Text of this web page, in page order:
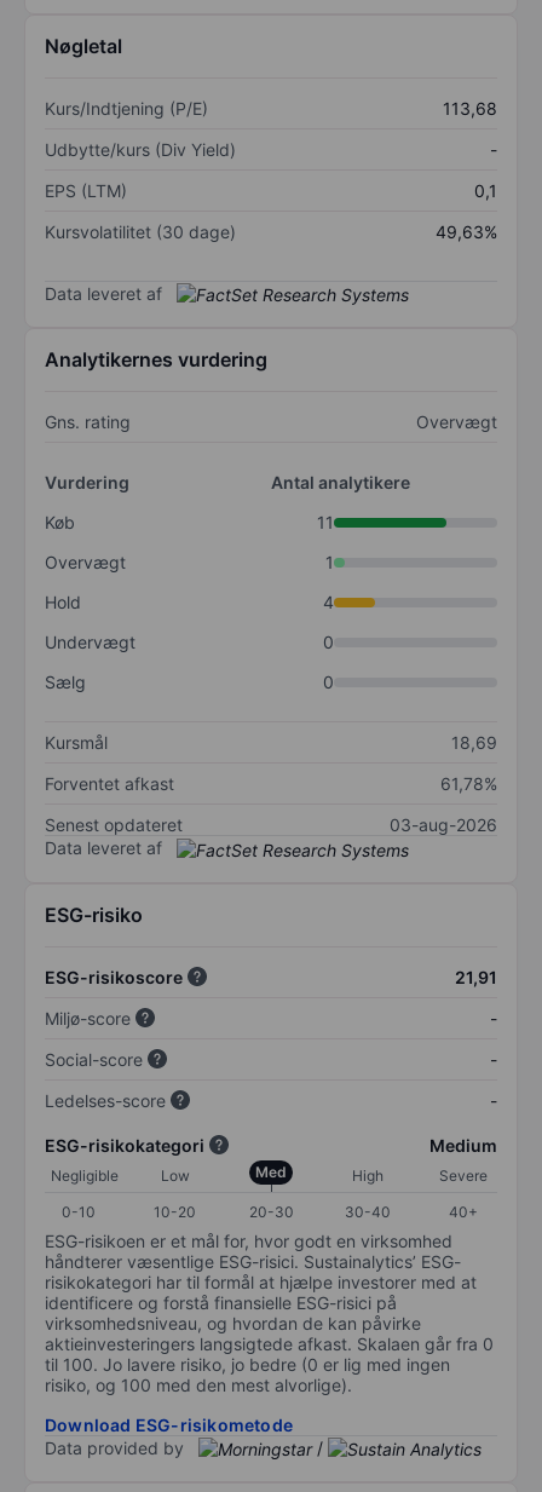
Nøgletal
Kurs/Indtjening (P/E)
113,68
Udbytte/kurs (Div Yield)
-
EPS (LTM)
0,1
Kursvolatilitet (30 dage)
49,63%
Data leveret af
Analytikernes vurdering
Gns. rating Overvægt
Vurdering
Antal analytikere
Køb
11
Overvægt
1
Hold
4
Undervægt
0
Sælg
0
Kursmål
18,69
Forventet afkast
61,78%
Senest opdateret
03-aug-2026
Data leveret af
ESG-risiko
ESG-risikoscore
21,91
Miljø-score
-
Social-score
-
Ledelses-score
-
ESG-risikokategori Medium
Negligible Low Med High
Severe
0-10
10-20 20-30 30-40 40+
ESG-risikoen er et mål for, hvor godt en virksomhed
håndterer væsentlige ESG-risici. Sustainalytics’ ESG-
risikokategori har til formål at hjælpe investorer med at
identificere og forstå finansielle ESG-risici på
virksomhedsniveau, og hvordan de kan påvirke
aktieinvesteringers langsigtede afkast. Skalaen går fra 0
til 100. Jo lavere risiko, jo bedre (0 er lig med ingen
risiko, og 100 med den mest alvorlige).
Download ESG-risikometode
Data provided by
/